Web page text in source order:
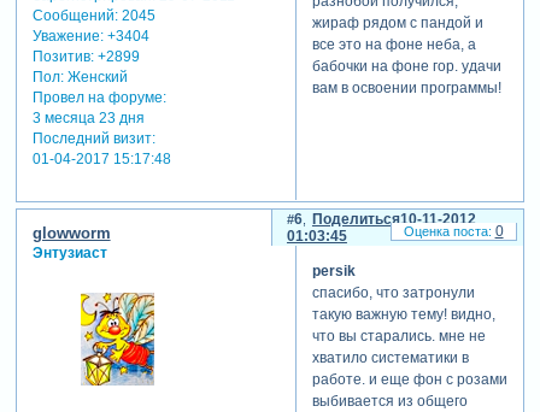
Сообщений:2045
Уважение: +3404
Позитив: +2899
Пол:Женский
Провел на форуме:
3 месяца 23 дня
Последний визит:
01-04-2017 15:17:48
жираф рядом с пандой и
все это на фоне неба, а
бабочки на фоне гор. удачи
вам в освоении программы!
Поделиться
6
10-11-2012
01:03:45
glowworm
Энтузиаст
persik
спасибо, что затронули
такую важную тему! видно,
что вы старались. мне не
хватило систематики в
работе. и еще фон с розами
выбивается из общего
0